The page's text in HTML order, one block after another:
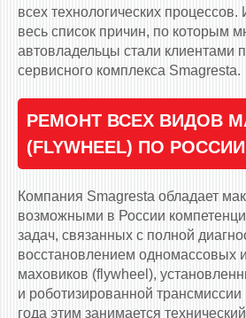
всех технологических процессов.
весь список причин, по которым
автовладельцы стали клиентами
сервисного комплекса Smagresta.
РЕМОНТ ВСЕХ ВИДОВ
(FLYWHEEL) ПО РОССИИ
Компания Smagresta обладает
возможными в России
задач, связанных с полной
восстановлением одномассовых
маховиков (flywheel),
и роботизированной
года этим занимается